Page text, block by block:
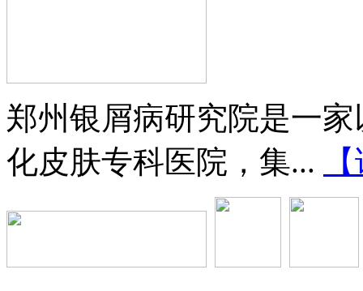
郑州银屑病研究院是一
化皮肤专科医院，集...